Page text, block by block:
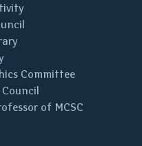
Committee
of MCSC